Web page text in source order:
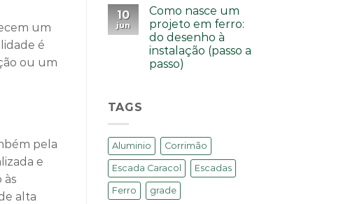
um
é
ou um
pela
e
às
alta
10
jun
Como nasce um
projeto em ferro:
do desenho à
instalação (passo a
passo)
TAGS
Aluminio Corrimão
Escada Caracol Escadas
Ferro grade